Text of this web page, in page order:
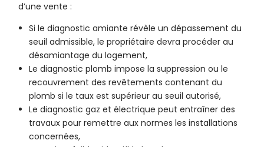
d’une vente :
Si le diagnostic amiante révèle un dépassement du
seuil admissible, le propriétaire devra procéder au
désamiantage du logement,
Le diagnostic plomb impose la suppression ou le
recouvrement des revêtements contenant du
plomb si le taux est supérieur au seuil autorisé,
Le diagnostic gaz et électrique peut entraîner des
travaux pour remettre aux normes les installations
concernées,